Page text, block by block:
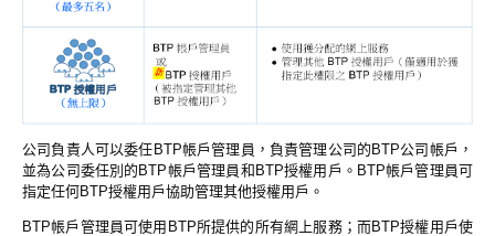
公司負責人可以委任BTP帳戶管理員，負責管理公司的BTP公司帳戶，
並為公司委任別的BTP帳戶管理員和BTP授權用戶。BTP帳戶管理員可
指定任何BTP授權用戶協助管理其他授權用戶。
BTP帳戶管理員可使用BTP所提供的所有網上服務；而BTP授權用戶使